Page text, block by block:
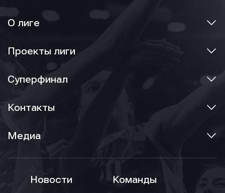
О лиге
Проекты лиги
Суперфинал
Контакты
Медиа
Новости
Команды